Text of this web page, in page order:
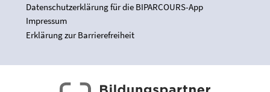
Datenschutzerklärung für die BIPARCOURS-App
Impressum
Erklärung zur Barrierefreiheit